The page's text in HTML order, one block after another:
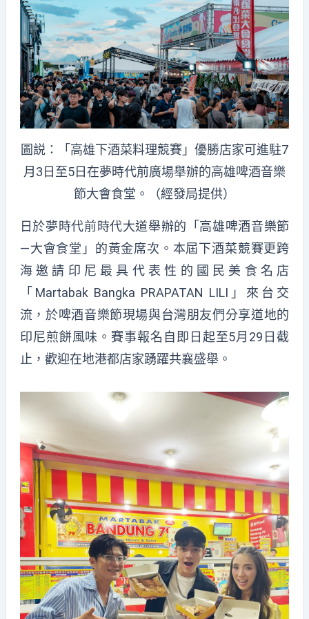
圖説：「高雄下酒菜料理競賽」優勝店家可進駐7
月3日至5日在夢時代前廣場舉辦的高雄啤酒音樂
節大會食堂。（經發局提供）
日於夢時代前時代大道舉辦的「高雄啤酒音樂節
—大會食堂」的黃金席次。本屆下酒菜競賽更跨
海邀請印尼最具代表性的國民美食名店
「Martabak Bangka PRAPATAN LILI」來台交
流，於啤酒音樂節現場與台灣朋友們分享道地的
印尼煎餅風味。賽事報名自即日起至5月29日截
止，歡迎在地港都店家踴躍共襄盛舉。